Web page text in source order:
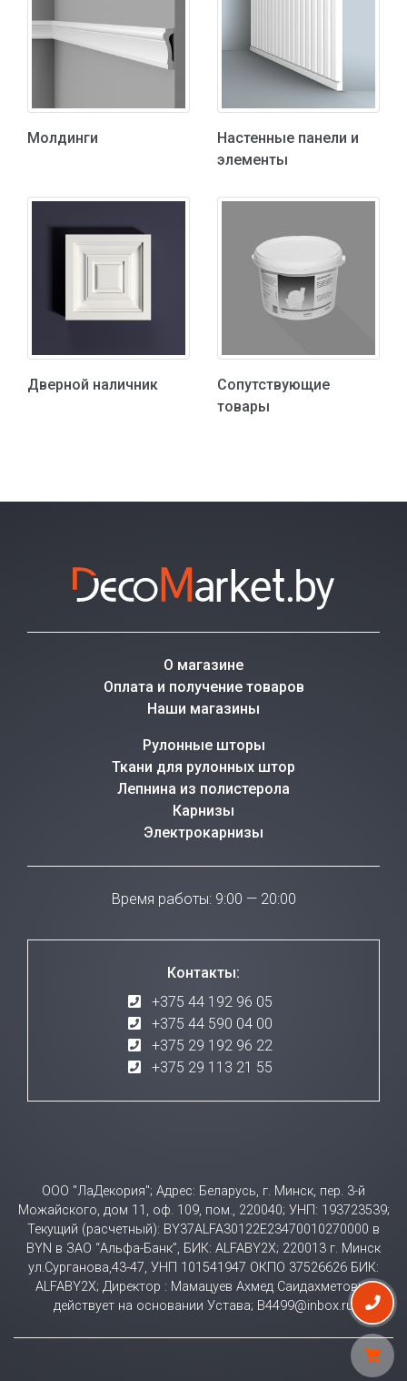
Молдинги
Настенные панели и
элементы
Дверной наличник
Сопутствующие
товары
О магазине
Оплата и получение товаров
Наши магазины
Рулонные шторы
Ткани для рулонных штор
Лепнина из полистерола
Карнизы
Электрокарнизы
Время работы: 9:00 — 20:00
Контакты:
+375 44 192 96 05
+375 44 590 04 00
+375 29 192 96 22
+375 29 113 21 55
ООО "ЛаДекория"; Адрес: Беларусь, г. Минск, пер. 3-й
Можайского, дом 11, оф. 109, пом., 220040; УНП: 193723539;
Текущий (расчетный): BY37ALFA30122E23470010270000 в
BYN в ЗАО “Альфа-Банк”, БИК: ALFABY2X; 220013 г. Минск
ул.Сурганова,43-47, УНП 101541947 ОКПО 37526626 БИК:
ALFABY2X; Директор : Мамацуев Ахмед Саидахметович
действует на основании Устава; B4499@inbox.ru